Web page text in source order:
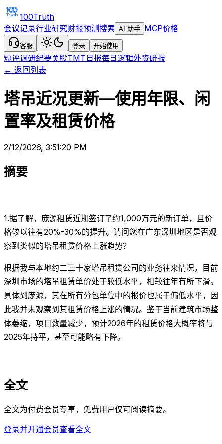
100Truth
会议记录行业研究财报预测搜索 AI 助手 MCP价格
客服 登录 开始使用
短评调研纪要美股TMT日报每日逻辑外资研报
← 返回列表
塔吊近况更新—使用年限、闲
置率及租赁价格
2/12/2026, 3:51:20 PM
摘要
1.据了解，庞源租赁近期签订了约1,000万元的新订单，且价
格较以往有20%-30%的提升。请问您在广东深圳地区是否观
察到类似的塔吊租赁价格上涨趋势？
根据我与本地约二三十家塔吊租赁公司的业务往来情况，目前
深圳市场的塔吊租赁单价处于较低水平，相较往年有所下滑。
具体到庞源，其在所有分包单位中的报价也属于偏低水平，因
此我并未观察到其租赁价格上涨的情况。鉴于当前建筑市场整
体萎缩，项目数量减少，预计2026年的租赁价格大概率将与
2025年持平，甚至可能略有下降。
全文
全文为付费会员专享，免费用户仅可阅读摘要。
登录并开通会员查看全文